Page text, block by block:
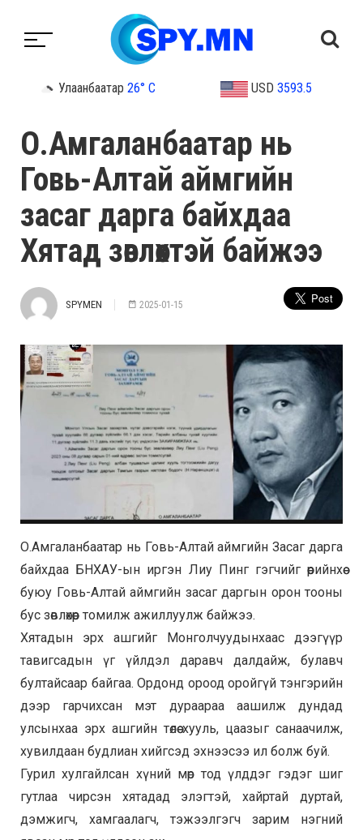
Улаанбаатар 26° C USD 3593.5
О.Амгаланбаатар нь
Говь-Алтай аймгийн
засаг дарга байхдаа
Хятад зөвлөхтэй байжээ
SPYMEN 2025-01-15
О.Амгаланбаатар нь Говь-Алтай аймгийн Засаг дарга
байхдаа БНХАУ-ын иргэн Лиу Пинг гэгчийг өөрийнхөө
буюу Говь-Алтай аймгийн засаг даргын орон тооны
бус зөвлөхөөр томилж ажиллуулж байжээ.
Хятадын эрх ашгийг Монголчуудынхаас дээгүүр
тавигсадын үг үйлдэл даравч далдайж, булавч
бултайсаар байгаа. Ордонд ороод оройгүй тэнгэрийн
дээр гарчихсан мэт дураараа аашилж дундад
улсынхаа эрх ашгийн төлөө хууль, цаазыг санаачилж,
хувилдаан будлиан хийгсэд эхнээсээ ил болж буй.
Гурил хулгайлсан хүний мөр тод үлддэг гэдэг шиг
гутлаа чирсэн хятадад элэгтэй, хайртай дуртай,
дэмжигч, хамгаалагч, тэжээлгэгч зарим нэгний